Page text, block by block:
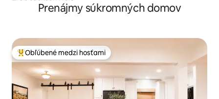
Prenájmy súkromných domov
Najobľúbenejšie medzi hosťami
Obľúbené medzi hosťami